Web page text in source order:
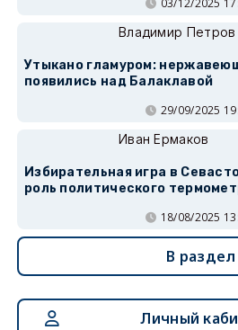
03/12/2025
Владимир Петров
Утыкано гламуром:
появились над Балаклавой
29/09/2025
Иван Ермаков
Избирательная игра в
роль политического
18/08/2025
В раздел
Личный